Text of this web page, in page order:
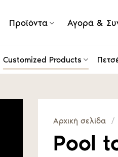
Προϊόντα Αγορά &
Customized Products
Αρχική σελίδα /
Pool